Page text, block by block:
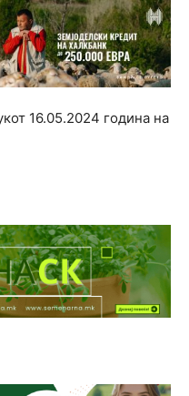
16.05.2024 година на